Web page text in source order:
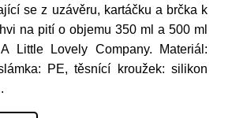
se z uzávěru, kartáčku a brčka k
na pití o objemu 350 ml a 500 ml
Little Lovely Company. Materiál:
PE, těsnící kroužek: silikon